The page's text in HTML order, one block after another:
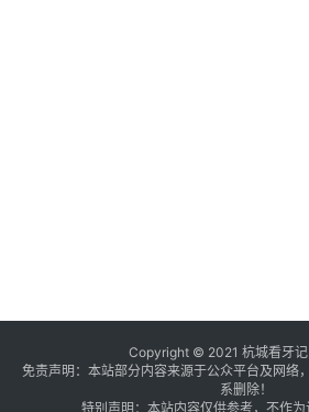
Copyright © 2021 杭城看牙
免责声明：本站部分内容来源于公众平台及网络
系删除！
特别声明：本站内容仅供参考，不作为